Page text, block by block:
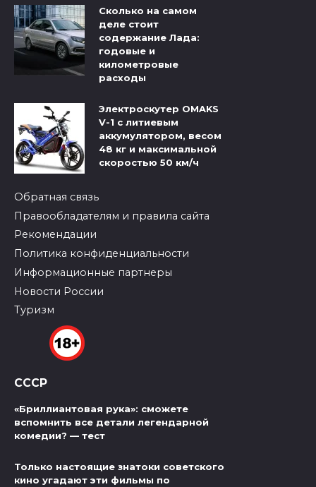
Сколько на самом
деле стоит
содержание Лада:
годовые и
километровые
расходы
Электроскутер OMAKS
V-1 с литиевым
аккумулятором, весом
48 кг и максимальной
скоростью 50 км/ч
Обратная связь
Правообладателям и правила сайта
Рекомендации
Политика конфиденциальности
Информационные партнеры
Новости России
Туризм
СССР
«Бриллиантовая рука»: сможете
вспомнить все детали легендарной
комедии? — тест
Только настоящие знатоки советского
кино угадают эти фильмы по